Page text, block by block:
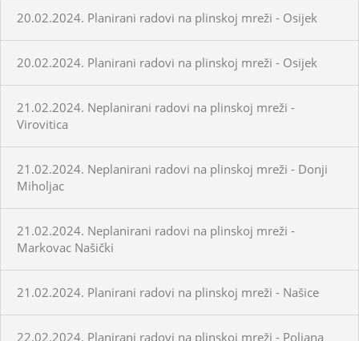
20.02.2024. Planirani radovi na plinskoj mreži - Osijek
20.02.2024. Planirani radovi na plinskoj mreži - Osijek
21.02.2024. Neplanirani radovi na plinskoj mreži -
Virovitica
21.02.2024. Neplanirani radovi na plinskoj mreži - Donji
Miholjac
21.02.2024. Neplanirani radovi na plinskoj mreži -
Markovac Našički
21.02.2024. Planirani radovi na plinskoj mreži - Našice
22.02.2024. Planirani radovi na plinskoj mreži - Poljana